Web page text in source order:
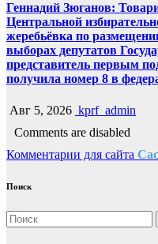
Геннадий Зюганов:
Центральной
жеребьёвка по
выборах депутатов
представитель первым
получила номер 8 в
Авг 5, 2026 kprf_admin
Comments are disabled
Комментарии для сайта
Поиск